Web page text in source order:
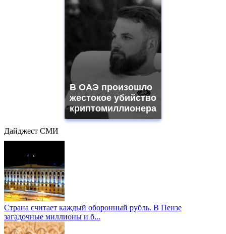
В ОАЭ произошло
жестокое убийство
криптомиллионера
Дайджест СМИ
Страна считает каждый оборонный рубль. В Пензе
загадочные миллионы и б...